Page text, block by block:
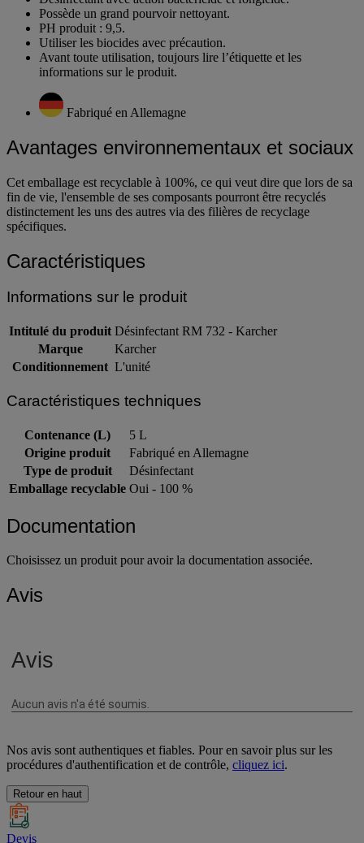
Désinfectant avec action bactéricide et fongicide.
Possède un grand pourvoir nettoyant.
PH produit : 9,5.
Utiliser les biocides avec précaution.
Avant toute utilisation, toujours lire l’étiquette et les
Avantages environnementaux et sociaux
Cet emballage est recyclable à 100%, ce qui veut dire que lors de sa
fin de vie, l'ensemble de ses composants pourront être recyclés
distinctement les uns des autres via des filières de recyclage
Caractéristiques
Informations sur le produit
Intitulé du produit
Désinfectant RM 732 - Karcher
Marque
Karcher
Caractéristiques techniques
Contenance (L)
5 L
Origine produit
Fabriqué en Allemagne
Type de produit
Désinfectant
Documentation
Avis
Nos avis sont authentiques et fiables. Pour en savoir plus sur les
Retour en haut